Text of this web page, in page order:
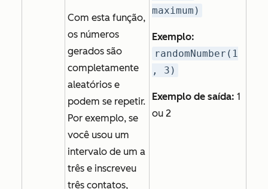
Com esta função,
os números
gerados são
completamente
aleatórios e
podem se repetir.
Por exemplo, se
você usou um
intervalo de um a
três e inscreveu
três contatos,
maximum)
Exemplo:
randomNumber(1
, 3)
Exemplo de saída: 1
ou 2